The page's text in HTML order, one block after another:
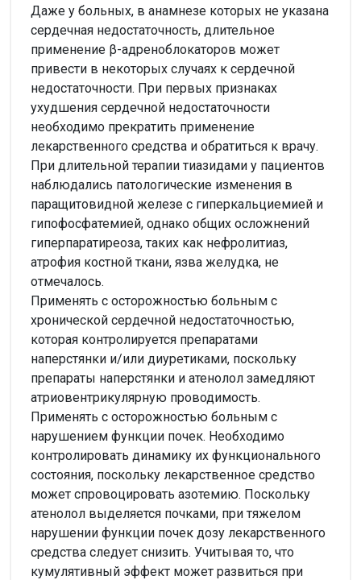
Даже у больных, в анамнезе которых не указана
сердечная недостаточность, длительное
применение β-адреноблокаторов может
привести в некоторых случаях к сердечной
недостаточности. При первых признаках
ухудшения сердечной недостаточности
необходимо прекратить применение
лекарственного средства и обратиться к врачу.
При длительной терапии тиазидами у пациентов
наблюдались патологические изменения в
паращитовидной железе с гиперкальциемией и
гипофосфатемией, однако общих осложнений
гиперпаратиреоза, таких как нефролитиаз,
атрофия костной ткани, язва желудка, не
отмечалось.
Применять с осторожностью больным с
хронической сердечной недостаточностью,
которая контролируется препаратами
наперстянки и/или диуретиками, поскольку
препараты наперстянки и атенолол замедляют
атриовентрикулярную проводимость.
Применять с осторожностью больным с
нарушением функции почек. Необходимо
контролировать динамику их функционального
состояния, поскольку лекарственное средство
может спровоцировать азотемию. Поскольку
атенолол выделяется почками, при тяжелом
нарушении функции почек дозу лекарственного
средства следует снизить. Учитывая то, что
кумулятивный эффект может развиться при